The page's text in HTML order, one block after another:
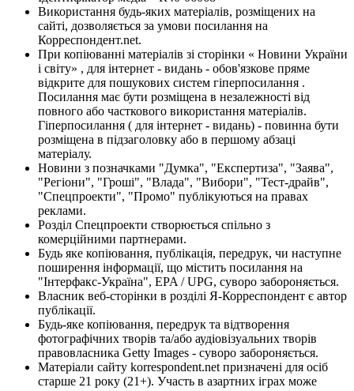
Використання будь-яких матеріалів, розміщених на
сайті, дозволяється за умови посилання на
Корреспондент.net.
При копіюванні матеріалів зі сторінки « Новини України
і світу» , для інтернет - видань - обов'язкове пряме
відкрите для пошукових систем гіперпосилання .
Посилання має бути розміщена в незалежності від
повного або часткового використання матеріалів.
Гіперпосилання ( для інтернет - видань) - повинна бути
розміщена в підзаголовку або в першому абзаці
матеріалу.
Новини з позначками "Думка", "Експертиза", "Заява",
"Регіони", "Гроші", "Влада", "Вибори", "Тест-драйв",
"Спецпроекти", "Промо" публікуються на правах
реклами.
Розділ Спецпроекти створюється спільно з
комерційними партнерами.
Будь яке копіювання, публікація, передрук, чи наступне
поширення інформації, що містить посилання на
"Інтерфакс-Україна", EPA / UPG, суворо забороняється.
Власник веб-сторінки в розділі Я-Корреспондент є автор
публікації.
Будь-яке копіювання, передрук та відтворення
фотографічних творів та/або аудіовізуальних творів
правовласника Getty Images - суворо забороняється.
Матеріали сайту korrespondent.net призначені для осіб
старше 21 року (21+). Участь в азартних іграх може